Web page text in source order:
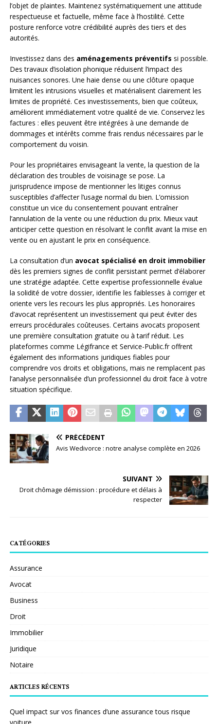
l’objet de plaintes. Maintenez systématiquement une attitude
respectueuse et factuelle, même face à l’hostilité. Cette
posture renforce votre crédibilité auprès des tiers et des
autorités.
Investissez dans des aménagements préventifs si possible.
Des travaux d’isolation phonique réduisent l’impact des
nuisances sonores. Une haie dense ou une clôture opaque
limitent les intrusions visuelles et matérialisent clairement les
limites de propriété. Ces investissements, bien que coûteux,
améliorent immédiatement votre qualité de vie. Conservez les
factures : elles peuvent être intégrées à une demande de
dommages et intérêts comme frais rendus nécessaires par le
comportement du voisin.
Pour les propriétaires envisageant la vente, la question de la
déclaration des troubles de voisinage se pose. La
jurisprudence impose de mentionner les litiges connus
susceptibles d’affecter l’usage normal du bien. L’omission
constitue un vice du consentement pouvant entraîner
l’annulation de la vente ou une réduction du prix. Mieux vaut
anticiper cette question en résolvant le conflit avant la mise en
vente ou en ajustant le prix en conséquence.
La consultation d’un avocat spécialisé en droit immobilier
dès les premiers signes de conflit persistant permet d’élaborer
une stratégie adaptée. Cette expertise professionnelle évalue
la solidité de votre dossier, identifie les faiblesses à corriger et
oriente vers les recours les plus appropriés. Les honoraires
d’avocat représentent un investissement qui peut éviter des
erreurs procédurales coûteuses. Certains avocats proposent
une première consultation gratuite ou à tarif réduit. Les
plateformes comme Légifrance et Service-Public.fr offrent
également des informations juridiques fiables pour
comprendre vos droits et obligations, mais ne remplacent pas
l’analyse personnalisée d’un professionnel du droit face à votre
situation spécifique.
PRÉCÉDENT
Avis Wedivorce : notre analyse complète en 2026
SUIVANT
Droit chômage démission : procédure et délais à
respecter
CATÉGORIES
Assurance
Avocat
Business
Droit
Immobilier
Juridique
Notaire
ARTICLES RÉCENTS
Quel impact sur vos finances d’une assurance tous risque
voiture